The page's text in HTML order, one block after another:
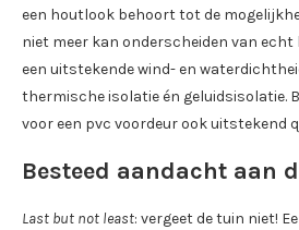
een houtlook behoort tot de
niet meer kan onderscheiden van
een uitstekende wind- en
thermische isolatie én geluidsisolatie.
voor een pvc voordeur ook uitstekend
Besteed aandacht aan
Last but not least: vergeet de tuin niet!